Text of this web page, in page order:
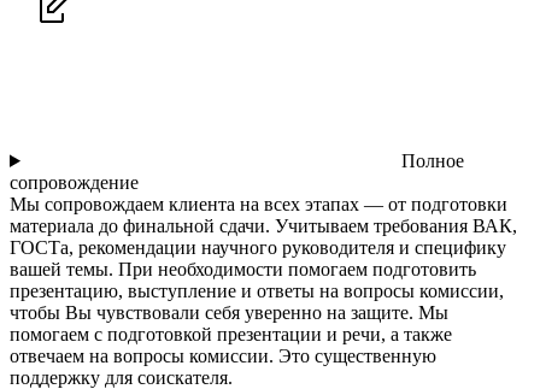
Полное
сопровождение
Мы сопровождаем клиента на всех этапах — от подготовки
материала до финальной сдачи. Учитываем требования ВАК,
ГОСТа, рекомендации научного руководителя и специфику
вашей темы. При необходимости помогаем подготовить
презентацию, выступление и ответы на вопросы комиссии,
чтобы Вы чувствовали себя уверенно на защите. Мы
помогаем с подготовкой презентации и речи, а также
отвечаем на вопросы комиссии. Это существенную
поддержку для соискателя.